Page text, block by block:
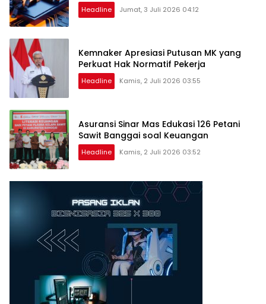
Headline Jumat, 3 Juli 2026 04:12
Kemnaker Apresiasi Putusan MK yang
Perkuat Hak Normatif Pekerja
Headline Kamis, 2 Juli 2026 03:55
Asuransi Sinar Mas Edukasi 126 Petani
Sawit Banggai soal Keuangan
Headline Kamis, 2 Juli 2026 03:52